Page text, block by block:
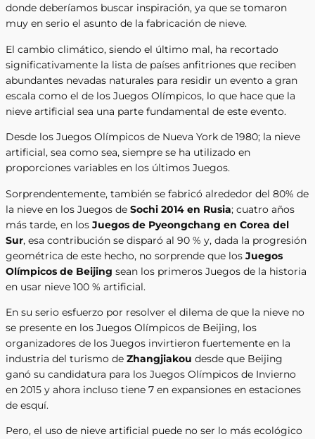
donde deberíamos buscar inspiración, ya que se tomaron
muy en serio el asunto de la fabricación de nieve.
El cambio climático, siendo el último mal, ha recortado
significativamente la lista de países anfitriones que reciben
abundantes nevadas naturales para residir un evento a gran
escala como el de los Juegos Olímpicos, lo que hace que la
nieve artificial sea una parte fundamental de este evento.
Desde los Juegos Olímpicos de Nueva York de 1980; la nieve
artificial, sea como sea, siempre se ha utilizado en
proporciones variables en los últimos Juegos.
Sorprendentemente, también se fabricó alrededor del 80% de
la nieve en los Juegos de Sochi 2014 en Rusia; cuatro años
más tarde, en los Juegos de Pyeongchang en Corea del
Sur, esa contribución se disparó al 90 % y, dada la progresión
geométrica de este hecho, no sorprende que los Juegos
Olímpicos de Beijing sean los primeros Juegos de la historia
en usar nieve 100 % artificial.
En su serio esfuerzo por resolver el dilema de que la nieve no
se presente en los Juegos Olímpicos de Beijing, los
organizadores de los Juegos invirtieron fuertemente en la
industria del turismo de Zhangjiakou desde que Beijing
ganó su candidatura para los Juegos Olímpicos de Invierno
en 2015 y ahora incluso tiene 7 en expansiones en estaciones
de esquí.
Pero, el uso de nieve artificial puede no ser lo más ecológico